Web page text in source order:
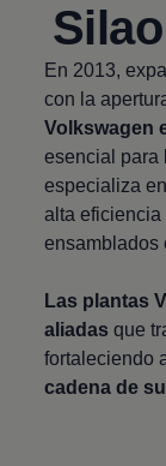
En 2013,
con la
Volkswagen
esencial para
especializa
alta
ensamblados
Las plantas
aliadas que
fortaleciendo
cadena de